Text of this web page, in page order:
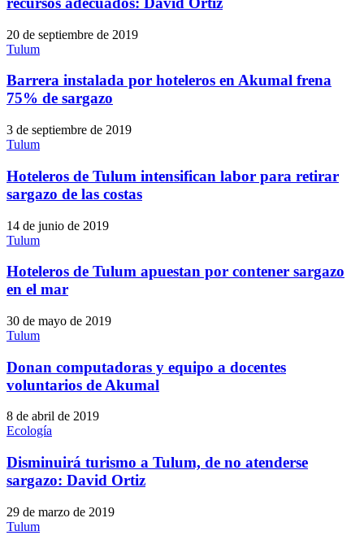
20 de septiembre de 2019
Tulum
Barrera instalada por hoteleros en Akumal frena
75% de sargazo
3 de septiembre de 2019
Tulum
Hoteleros de Tulum intensifican labor para retirar
sargazo de las costas
14 de junio de 2019
Tulum
Hoteleros de Tulum apuestan por contener sargazo
en el mar
30 de mayo de 2019
Tulum
Donan computadoras y equipo a docentes
voluntarios de Akumal
8 de abril de 2019
Ecología
Disminuirá turismo a Tulum, de no atenderse
sargazo: David Ortiz
29 de marzo de 2019
Tulum